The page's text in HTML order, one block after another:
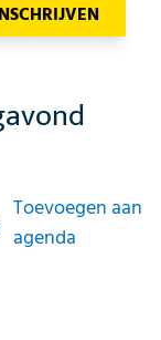
Toevoegen aan
agenda